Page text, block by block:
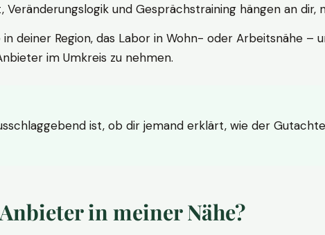
und Gesprächstraining hängen an dir,
deiner Region, das Labor in Wohn- oder Arbeitsnähe –
im Umkreis zu nehmen.
ist, ob dir jemand erklärt, wie der
in meiner Nähe?